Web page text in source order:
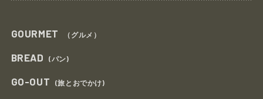
GOURMET （グルメ）
BREAD (パン)
GO-OUT (旅とおでかけ)